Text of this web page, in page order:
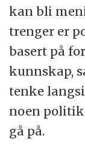
kan bli
trenger er
basert på
kunnskap,
tenke
noen
gå på.